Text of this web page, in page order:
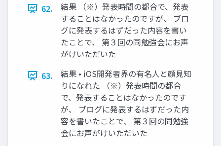
62.
結果 （※）発表時間の都合で、発表
することはなかったのですが、 ブロ
グに発表するはずだった内容を書い
たことで、 第３回の同勉強会にお声
がけいただいた
63.
結果 • iOS開発者界の有名人と顔見知
りになれた （※）発表時間の都合
で、発表することはなかったのです
が、 ブログに発表するはずだった内
容を書いたことで、 第３回の同勉強
会にお声がけいただいた